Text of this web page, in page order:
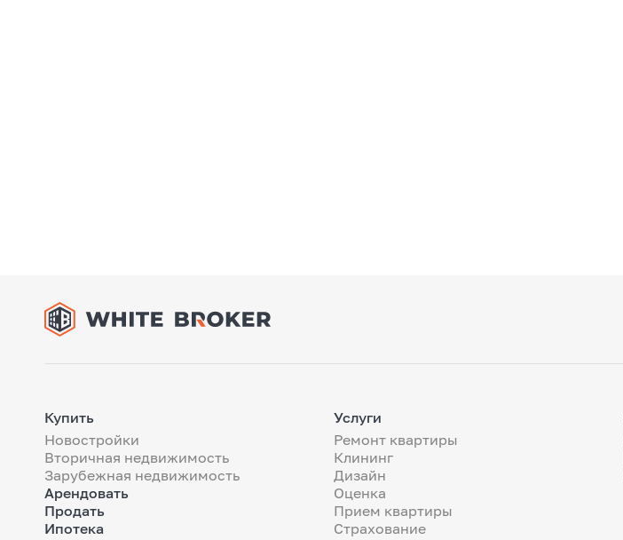
Купить
Новостройки
Вторичная недвижимость
Зарубежная недвижимость
Арендовать
Продать
Ипотека
Услуги
Ремонт квартиры
Клининг
Дизайн
Оценка
Прием квартиры
Страхование